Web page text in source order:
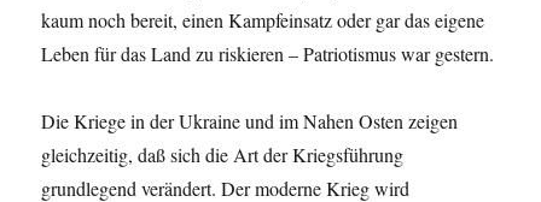
kaum noch bereit, einen Kampfeinsatz oder gar das eigene
Leben für das Land zu riskieren – Patriotismus war gestern.
Die Kriege in der Ukraine und im Nahen Osten zeigen
gleichzeitig, daß sich die Art der Kriegsführung
grundlegend verändert. Der moderne Krieg wird